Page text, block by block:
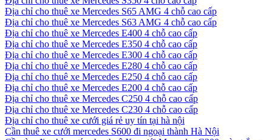
Địa chỉ cho thuê xe Mercedes S65 AMG 4 chỗ cao cấp
Địa chỉ cho thuê xe Mercedes S63 AMG 4 chỗ cao cấp
Địa chỉ cho thuê xe Mercedes E400 4 chỗ cao cấp
Địa chỉ cho thuê xe Mercedes E350 4 chỗ cao cấp
Địa chỉ cho thuê xe Mercedes E300 4 chỗ cao cấp
Địa chỉ cho thuê xe Mercedes E280 4 chỗ cao cấp
Địa chỉ cho thuê xe Mercedes E250 4 chỗ cao cấp
Địa chỉ cho thuê xe Mercedes E200 4 chỗ cao cấp
Địa chỉ cho thuê xe Mercedes C250 4 chỗ cao cấp
Địa chỉ cho thuê xe Mercedes C230 4 chỗ cao cấp
Địa chỉ cho thuê xe cưới giá rẻ uy tín tại hà nội
Cần thuê xe cưới mercedes S600 đi ngoại thành Hà Nội